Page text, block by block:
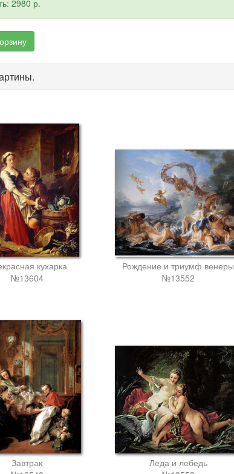
2980 р.
кухарка
№13604
Рождение и триумф венеры
№13552
Завтрак
Леда и лебедь